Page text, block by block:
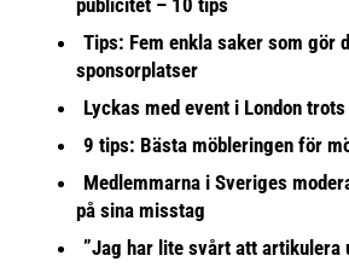
Tips: Fem enkla saker som gör
sponsorplatser
Lyckas med event i London
9 tips: Bästa möbleringen för
Medlemmarna i Sveriges
på sina misstag
”Jag har lite svårt att artikulera